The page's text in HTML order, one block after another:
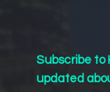
Subscribe to
updated